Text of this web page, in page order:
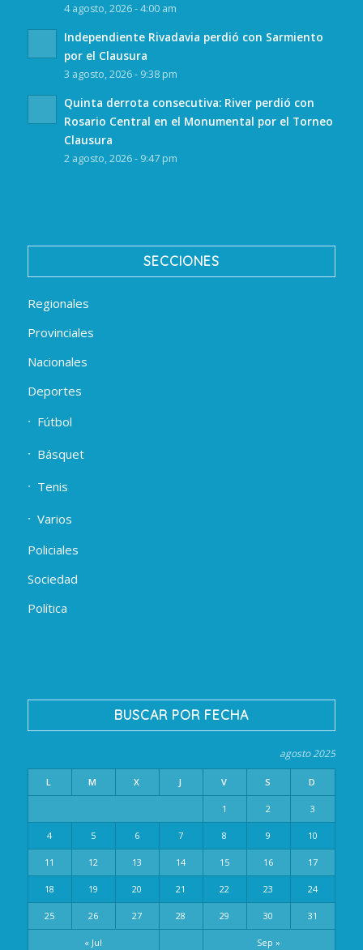
4 agosto, 2026 - 4:00 am
Independiente Rivadavia perdió con Sarmiento
por el Clausura
3 agosto, 2026 - 9:38 pm
Quinta derrota consecutiva: River perdió con
Rosario Central en el Monumental por el Torneo
Clausura
2 agosto, 2026 - 9:47 pm
SECCIONES
Regionales
Provinciales
Nacionales
Deportes
Fútbol
Básquet
Tenis
Varios
Policiales
Sociedad
Política
BUSCAR POR FECHA
agosto 2025
L M X J V S D
« Jul Sep »
1 2 3
4 5 6 7 8 9 10
11 12 13 14 15 16 17
18 19 20 21 22 23 24
25 26 27 28 29 30 31